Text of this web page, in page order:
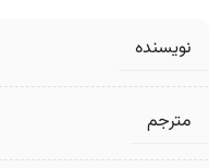
نویسنده
مترجم